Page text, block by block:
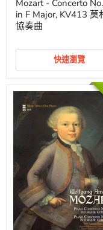
11
in
F
KV413
札
協
Mozart - Concerto
in F Major, KV413 莫
協奏曲
快速瀏覽